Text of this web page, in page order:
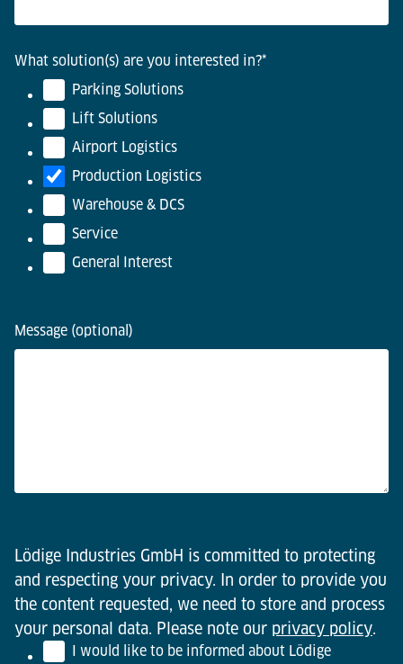
What solution(s) are you interested in?*
Parking Solutions
Lift Solutions
Airport Logistics
Production Logistics
Warehouse & DCS
Service
General Interest
Message (optional)
Lödige Industries GmbH is committed to protecting
and respecting your privacy. In order to provide you
the content requested, we need to store and process
your personal data. Please note our privacy policy.
I would like to be informed about Lödige